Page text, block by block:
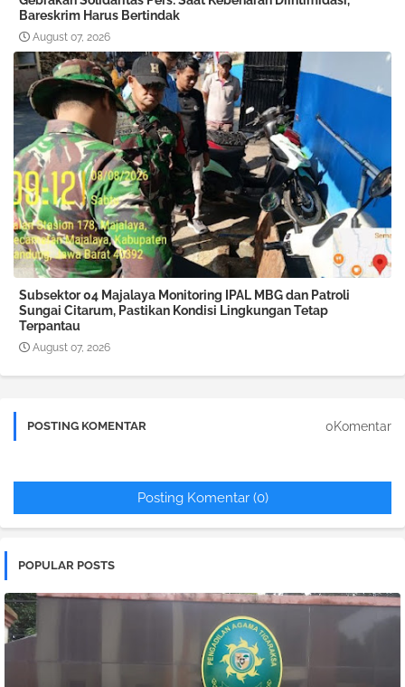
Bareskrim Harus Bertindak
August 07, 2026
Subsektor 04 Majalaya Monitoring IPAL MBG dan Patroli
Sungai Citarum, Pastikan Kondisi Lingkungan Tetap
Terpantau
August 07, 2026
POSTING KOMENTAR 0Komentar
Posting Komentar (0)
POPULAR POSTS